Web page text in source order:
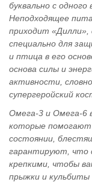
буквально с
Неподходящее
приходит «Дилли»,
специально для
и птица в его
основа силы и
активности,
супергеройский
Омега-3 и Омега-6
которые помогают
состоянии,
гарантируют, что
крепкими, чтобы
прыжки и